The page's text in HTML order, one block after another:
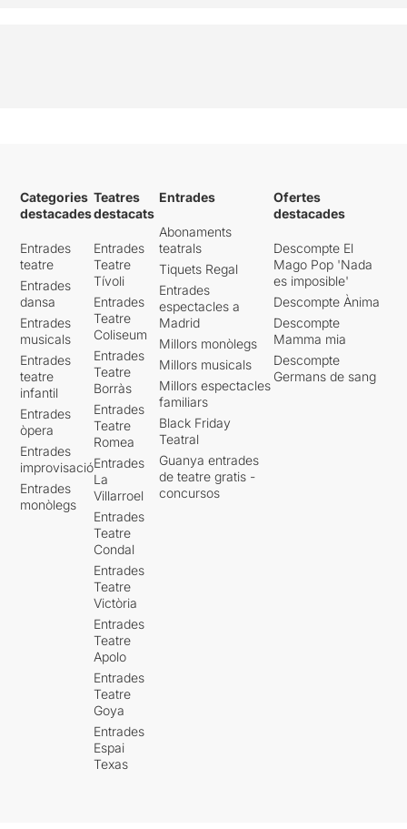
Categories
destacades
Entrades
teatre
Entrades
dansa
Entrades
musicals
Entrades
teatre
infantil
Entrades
òpera
Entrades
improvisació
Entrades
monòlegs
Teatres
destacats
Entrades
Teatre
Tívoli
Entrades
Teatre
Coliseum
Entrades
Teatre
Borràs
Entrades
Teatre
Romea
Entrades
La
Villarroel
Entrades
Teatre
Condal
Entrades
Teatre
Victòria
Entrades
Teatre
Apolo
Entrades
Teatre
Goya
Entrades
Espai
Texas
Entrades
Abonaments
teatrals
Tiquets Regal
Entrades
espectacles a
Madrid
Millors monòlegs
Millors musicals
Millors espectacles
familiars
Black Friday
Teatral
Guanya entrades
de teatre gratis -
concursos
Ofertes
destacades
Descompte El
Mago Pop 'Nada
es imposible'
Descompte Ànima
Descompte
Mamma mia
Descompte
Germans de sang